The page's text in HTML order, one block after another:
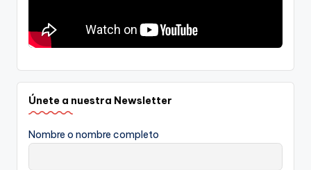
Únete a nuestra Newsletter
Nombre o nombre completo